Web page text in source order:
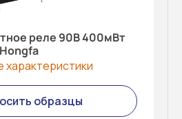
реле 90В 400мВт
характеристики
образцы